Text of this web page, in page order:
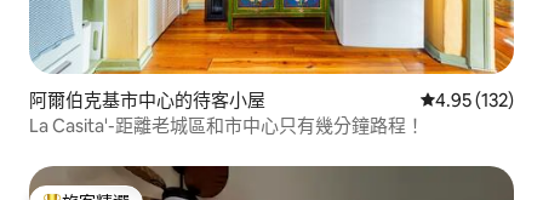
阿爾伯克基市中心的待客小屋 從 132 則評價
4.95 (132)
La Casita'-距離老城區和市中心只有幾分鐘路程！